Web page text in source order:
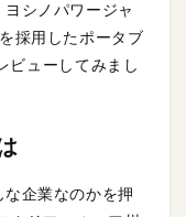
シノパワージャ
採用したポータブ
ビューしてみまし
企業なのかを押